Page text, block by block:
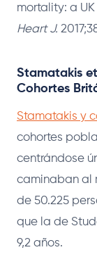
mortality: a
Heart J.
Stamatakis et
Cohortes
Stamatakis y
cohortes
centrándose
caminaban al
de 50.225
que la de
9,2 años.